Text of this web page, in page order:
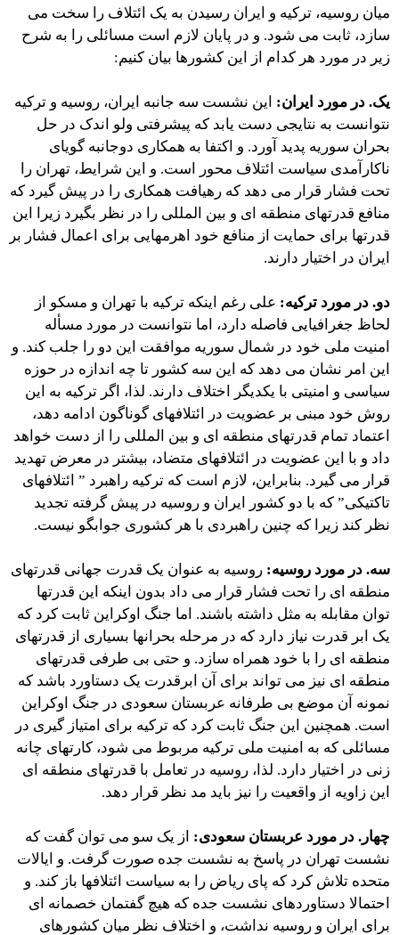
میان روسیه، ترکیه و ایران رسیدن به یک ائتلاف را سخت می
سازد، ثابت می شود. و در پایان لازم است مسائلی را به شرح
زیر در مورد هر کدام از این کشورها بیان کنیم:
یک. در مورد ایران: این نشست سه جانبه ایران، روسیه و ترکیه
نتوانست به نتایجی دست یابد که پیشرفتی ولو اندک در حل
بحران سوریه پدید آورد. و اکتفا به همکاری دوجانبه گویای
ناکارآمدی سیاست ائتلاف محور است. و این شرایط، تهران را
تحت فشار قرار می دهد که رهیافت همکاری را در پیش گیرد که
منافع قدرتهای منطقه ای و بین المللی را در نظر بگیرد زیرا این
قدرتها برای حمایت از منافع خود اهرمهایی برای اعمال فشار بر
ایران در اختیار دارند.
دو. در مورد ترکیه: علی رغم اینکه ترکیه با تهران و مسکو از
لحاظ جغرافیایی فاصله دارد، اما نتوانست در مورد مسأله
امنیت ملی خود در شمال سوریه موافقت این دو را جلب کند. و
این امر نشان می دهد که این سه کشور تا چه اندازه در حوزه
سیاسی و امنیتی با یکدیگر اختلاف دارند. لذا، اگر ترکیه به این
روش خود مبنی بر عضویت در ائتلافهای گوناگون ادامه دهد،
اعتماد تمام قدرتهای منطقه ای و بین المللی را از دست خواهد
داد و با این عضویت در ائتلافهای متضاد، بیشتر در معرض تهدید
قرار می گیرد. بنابراین، لازم است که ترکیه راهبرد ” ائتلافهای
تاکتیکی” که با دو کشور ایران و روسیه در پیش گرفته تجدید
نظر کند زیرا که چنین راهبردی با هر کشوری جوابگو نیست.
سه. در مورد روسیه: روسیه به عنوان یک قدرت جهانی قدرتهای
منطقه ای را تحت فشار قرار می داد بدون اینکه این قدرتها
توان مقابله به مثل داشته باشند. اما جنگ اوکراین ثابت کرد که
یک ابر قدرت نیاز دارد که در مرحله بحرانها بسیاری از قدرتهای
منطقه ای را با خود همراه سازد. و حتی بی طرفی قدرتهای
منطقه ای نیز می تواند برای آن ابرقدرت یک دستاورد باشد که
نمونه آن موضع بی طرفانه عربستان سعودی در جنگ اوکراین
است. همچنین این جنگ ثابت کرد که ترکیه برای امتیاز گیری در
مسائلی که به امنیت ملی ترکیه مربوط می شود، کارتهای چانه
زنی در اختیار دارد. لذا، روسیه در تعامل با قدرتهای منطقه ای
این زاویه از واقعیت را نیز باید مد نظر قرار دهد.
چهار. در مورد عربستان سعودی: از یک سو می توان گفت که
نشست تهران در پاسخ به نشست جده صورت گرفت. و ایالات
متحده تلاش کرد که پای ریاض را به سیاست ائتلافها باز کند. و
احتمالا دستاوردهای نشست جده که هیچ گفتمان خصمانه ای
برای ایران و روسیه نداشت، و اختلاف نظر میان کشورهای